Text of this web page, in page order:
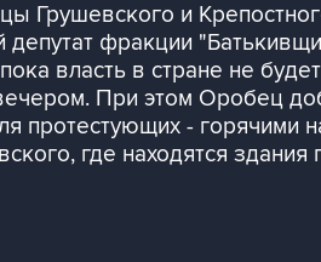
Грушевского и
фракции
власть в стране не
При этом Оробец
протестующих - горячими
где находятся здания